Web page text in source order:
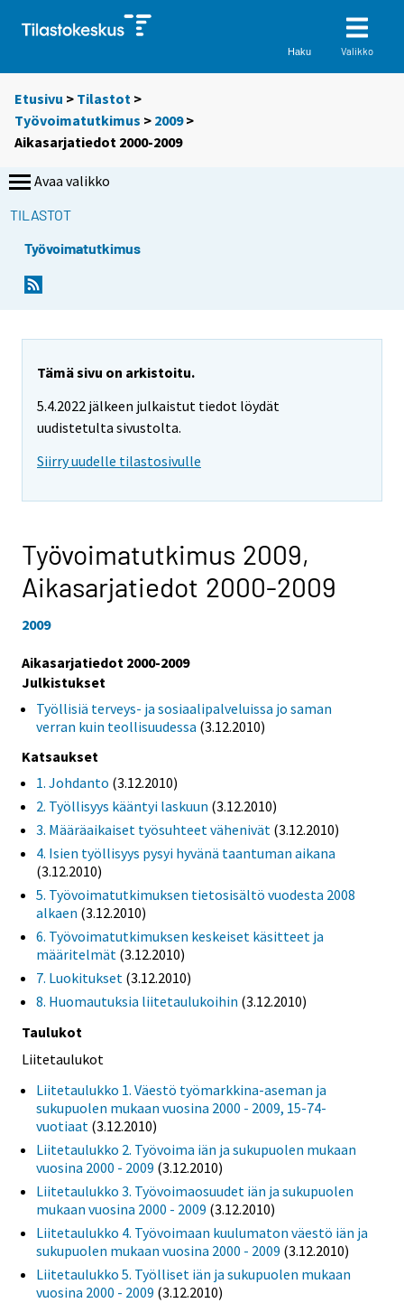
Haku Valikko
Etusivu > Tilastot >
Työvoimatutkimus > 2009>
Aikasarjatiedot 2000-2009
Avaa valikko
TILASTOT
Työvoimatutkimus
Tämä sivu on arkistoitu.
5.4.2022 jälkeen julkaistut tiedot löydät
uudistetulta sivustolta.
Siirry uudelle tilastosivulle
Työvoimatutkimus 2009,
Aikasarjatiedot 2000-2009
2009
Aikasarjatiedot 2000-2009
Julkistukset
Työllisiä terveys- ja sosiaalipalveluissa jo saman
verran kuin teollisuudessa (3.12.2010)
Katsaukset
1. Johdanto (3.12.2010)
2. Työllisyys kääntyi laskuun (3.12.2010)
3. Määräaikaiset työsuhteet vähenivät (3.12.2010)
4. Isien työllisyys pysyi hyvänä taantuman aikana
(3.12.2010)
5. Työvoimatutkimuksen tietosisältö vuodesta 2008
alkaen (3.12.2010)
6. Työvoimatutkimuksen keskeiset käsitteet ja
määritelmät (3.12.2010)
7. Luokitukset (3.12.2010)
8. Huomautuksia liitetaulukoihin (3.12.2010)
Taulukot
Liitetaulukot
Liitetaulukko 1. Väestö työmarkkina-aseman ja
sukupuolen mukaan vuosina 2000 - 2009, 15-74-
vuotiaat (3.12.2010)
Liitetaulukko 2. Työvoima iän ja sukupuolen mukaan
vuosina 2000 - 2009 (3.12.2010)
Liitetaulukko 3. Työvoimaosuudet iän ja sukupuolen
mukaan vuosina 2000 - 2009 (3.12.2010)
Liitetaulukko 4. Työvoimaan kuulumaton väestö iän ja
sukupuolen mukaan vuosina 2000 - 2009 (3.12.2010)
Liitetaulukko 5. Työlliset iän ja sukupuolen mukaan
vuosina 2000 - 2009 (3.12.2010)